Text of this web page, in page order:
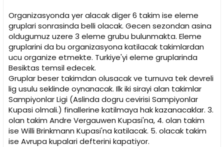
Organizasyonda yer alacak diger 6 takim ise eleme
gruplari sonrasinda belli olacak. Gecen sezondan asina
oldugumuz uzere 3 eleme grubu bulunmakta. Eleme
gruplarini da bu organizasyona katilacak takimlardan
ucu organize etmekte. Turkiye'yi eleme gruplarinda
Besiktas temsil edecek.
Gruplar beser takimdan olusacak ve turnuva tek devreli
lig usulu seklinde oynanacak. Ilk iki sirayi alan takimlar
Sampiyonlar Ligi (Aslinda dogru cevirisi Sampiyonlar
Kupasi olmali.) finallerine katilmaya hak kazanacaklar. 3.
olan takim Andre Vergauwen Kupasi'na, 4. olan takim
ise Willi Brinkmann Kupasi'na katilacak. 5. olacak takim
ise Avrupa kupalari defterini kapatiyor.